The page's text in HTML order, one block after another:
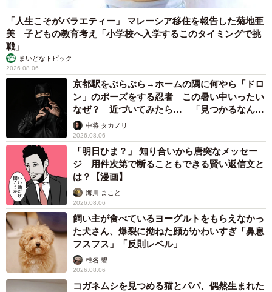
「人生こそがバラエティー」 マレーシア移住を報告した菊地亜
美 子どもの教育考え「小学校へ入学するこのタイミングで挑
戦」
まいどなトピック
2026.08.06
京都駅をぶらぶら→ホームの隅に何やら「ドロ
ン」のポーズをする忍者 この暑い中いったい
なぜ？ 近づいてみたら… 「見つかるなんて
未熟」中将 タカノリ
2026.08.06
「明日ひま？」 知り合いから唐突なメッセー
ジ 用件次第で断ることもできる賢い返信文と
は？【漫画】
海川 まこと
2026.08.06
飼い主が食べているヨーグルトをもらえなかっ
た犬さん、爆裂に拗ねた顔がかわいすぎ「鼻息
フスフス」「反則レベル」
椎名 碧
2026.08.06
コガネムシを見つめる猫とパパ、偶然生まれた